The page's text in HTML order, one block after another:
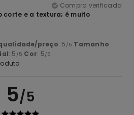
Compra verificada
corte e a textura; é muito
preço: 5 /5 Tamanho:
: 5 /5 Cor: 5/5
5/5